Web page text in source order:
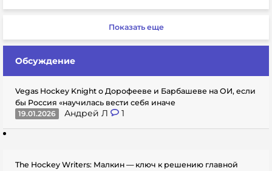
Показать еще
Обсуждение
Vegas Hockey Knight о Дорофееве и Барбашеве на ОИ, если
бы Россия «научилась вести себя иначе
19.01.2026
Андрей Л 1
The Hockey Writers: Малкин — ключ к решению главной